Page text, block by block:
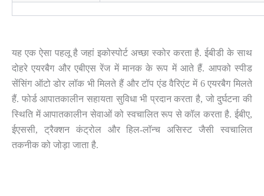
यह एक ऐसा पहलू है जहां इकोस्पोर्ट अच्छा स्कोर करता है. ईबीडी के साथ
दोहरे एयरबैग और एबीएस रेंज में मानक के रूप में आते हैं. आपको स्पीड
सेंसिंग ऑटो डोर लॉक भी मिलते हैं और टॉप एंड वैरिएंट में 6 एयरबैग मिलते
हैं. फोर्ड आपातकालीन सहायता सुविधा भी प्रदान करता है, जो दुर्घटना की
स्थिति में आपातकालीन सेवाओं को स्वचालित रूप से कॉल करता है. ईबीए,
ईएससी, ट्रैक्शन कंट्रोल और हिल-लॉन्च असिस्ट जैसी स्वचालित
तकनीक को जोड़ा जाता है.